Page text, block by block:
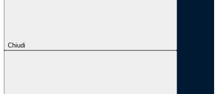
Chiudi